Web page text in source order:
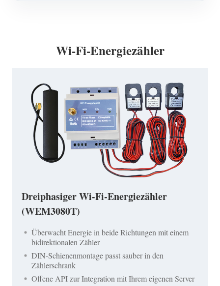
Wi-Fi-Energiezähler
Dreiphasiger Wi-Fi-Energiezähler
(WEM3080T)
Überwacht Energie in beide Richtungen mit einem
bidirektionalen Zähler
DIN-Schienenmontage passt sauber in den
Zählerschrank
Offene API zur Integration mit Ihrem eigenen Server